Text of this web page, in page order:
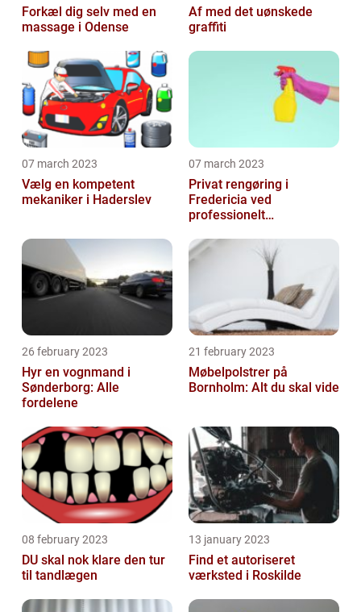
Forkæl dig selv med en
massage i Odense
Af med det uønskede
graffiti
07 march 2023
Vælg en kompetent
mekaniker i Haderslev
07 march 2023
Privat rengøring i
Fredericia ved
professionelt
26 february 2023
Hyr en vognmand i
Sønderborg: Alle
fordelene
21 february 2023
Møbelpolstrer på
Bornholm: Alt du skal vide
08 february 2023
DU skal nok klare den tur
til tandlægen
13 january 2023
Find et autoriseret
værksted i Roskilde